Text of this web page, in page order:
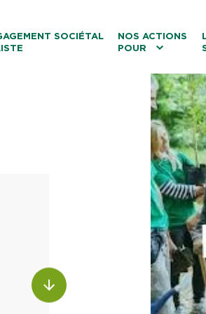
SOCIÉTAL
NOS ACTIONS
POUR
Le tourisme
Les transitions
La biodiversité
Les associations
ALLER AU CONTENU